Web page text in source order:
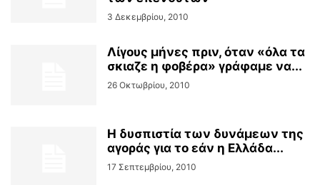
3 Δεκεμβρίου, 2010
Λίγους μήνες πριν, όταν «όλα τα
σκιαζε η φοβέρα» γράφαμε να...
26 Οκτωβρίου, 2010
Η δυσπιστία των δυνάμεων της
αγοράς για το εάν η Ελλάδα...
17 Σεπτεμβρίου, 2010